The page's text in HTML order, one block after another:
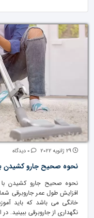
نحوه صحیح جارو کشیدن
نحوه صحیح جارو کشیدن با
افزایش طول عمر جاروبرقی
خانگی می باشد که باید
نگهداری از جاروبرقی ببینید.